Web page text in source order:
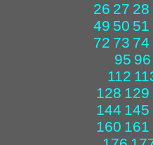
26 27 28
49 50 51
72 73 74
95 96
112
128 129
144 145
160 161